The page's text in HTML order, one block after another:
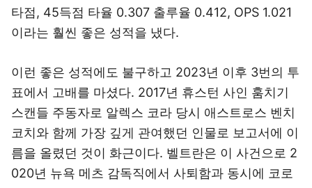
타점, 45득점 타율 0.307 출루율 0.412, OPS 1.021
이라는 훨씬 좋은 성적을 냈다.
이런 좋은 성적에도 불구하고 2023년 이후 3번의 투
표에서 고배를 마셨다. 2017년 휴스턴 사인 훔치기
스캔들 주동자로 알렉스 코라 당시 애스트로스 벤치
코치와 함께 가장 깊게 관여했던 인물로 보고서에 이
름을 올렸던 것이 화근이다. 벨트란은 이 사건으로 2
020년 뉴욕 메츠 감독직에서 사퇴함과 동시에 코로